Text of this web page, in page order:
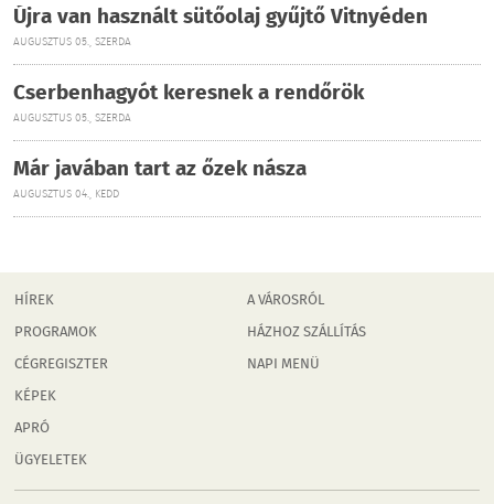
Újra van használt sütőolaj gyűjtő Vitnyéden
AUGUSZTUS 05., SZERDA
Cserbenhagyót keresnek a rendőrök
AUGUSZTUS 05., SZERDA
Már javában tart az őzek násza
AUGUSZTUS 04., KEDD
HÍREK
PROGRAMOK
CÉGREGISZTER
KÉPEK
APRÓ
ÜGYELETEK
A VÁROSRÓL
HÁZHOZ SZÁLLÍTÁS
NAPI MENÜ